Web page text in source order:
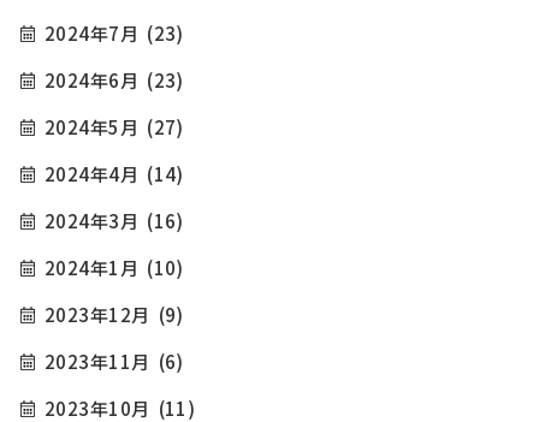
2024年7月 (23)
2024年6月 (23)
2024年5月 (27)
2024年4月 (14)
2024年3月 (16)
2024年1月 (10)
2023年12月 (9)
2023年11月 (6)
2023年10月 (11)